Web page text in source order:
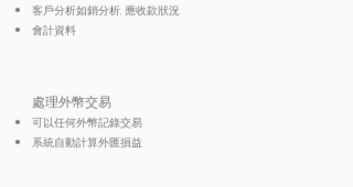
客戶分析如銷分析, 應收款狀況
會計資料
處理外幣交易
可以任何外幣記錄交易
系統自動計算外匯損益